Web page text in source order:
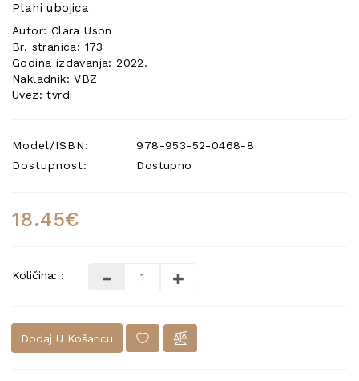
Plahi ubojica
Autor: Clara Uson
Br. stranica: 173
Godina izdavanja: 2022.
Nakladnik: VBZ
Uvez: tvrdi
Model/ISBN:
978-953-52-0468-8
Dostupnost:
Dostupno
18.45€
Količina: :
Dodaj U Košaricu